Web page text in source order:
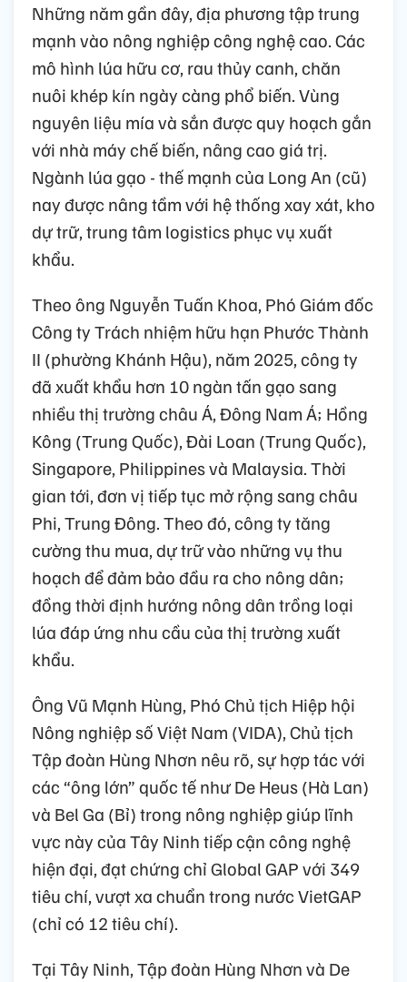
Những năm gần đây, địa phương tập trung
mạnh vào nông nghiệp công nghệ cao. Các
mô hình lúa hữu cơ, rau thủy canh, chăn
nuôi khép kín ngày càng phổ biến. Vùng
nguyên liệu mía và sắn được quy hoạch gắn
với nhà máy chế biến, nâng cao giá trị.
Ngành lúa gạo - thế mạnh của Long An (cũ)
nay được nâng tầm với hệ thống xay xát, kho
dự trữ, trung tâm logistics phục vụ xuất
khẩu.
Theo ông Nguyễn Tuấn Khoa, Phó Giám đốc
Công ty Trách nhiệm hữu hạn Phước Thành
II (phường Khánh Hậu), năm 2025, công ty
đã xuất khẩu hơn 10 ngàn tấn gạo sang
nhiều thị trường châu Á, Đông Nam Á; Hồng
Kông (Trung Quốc), Đài Loan (Trung Quốc),
Singapore, Philippines và Malaysia. Thời
gian tới, đơn vị tiếp tục mở rộng sang châu
Phi, Trung Đông. Theo đó, công ty tăng
cường thu mua, dự trữ vào những vụ thu
hoạch để đảm bảo đầu ra cho nông dân;
đồng thời định hướng nông dân trồng loại
lúa đáp ứng nhu cầu của thị trường xuất
khẩu.
Ông Vũ Mạnh Hùng, Phó Chủ tịch Hiệp hội
Nông nghiệp số Việt Nam (VIDA), Chủ tịch
Tập đoàn Hùng Nhơn nêu rõ, sự hợp tác với
các “ông lớn” quốc tế như De Heus (Hà Lan)
và Bel Ga (Bỉ) trong nông nghiệp giúp lĩnh
vực này của Tây Ninh tiếp cận công nghệ
hiện đại, đạt chứng chỉ Global GAP với 349
tiêu chí, vượt xa chuẩn trong nước VietGAP
(chỉ có 12 tiêu chí).
Tại Tây Ninh, Tập đoàn Hùng Nhơn và De